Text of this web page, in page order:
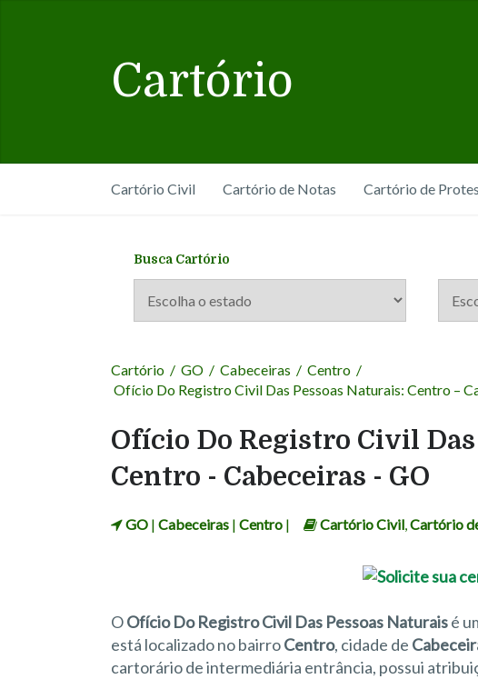
Cartório
Cartório Civil Cartório de Notas Cartório de
Busca Cartório
Cartório / GO / Cabeceiras / Centro /
Ofício Do Registro Civil Das Pessoas Naturais: Centro –
Ofício Do Registro Civil
Centro - Cabeceiras - GO
GO | Cabeceiras | Centro | Cartório Civil,Cartório
OOfício Do Registro Civil Das Pessoas Naturaisé
está localizado no bairroCentro, cidade de
cartorário de intermediária entrância, possui